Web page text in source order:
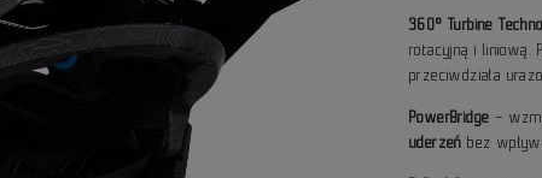
360° Turbine
rotacyjną i liniową.
przeciwdziała
PowerBridge –
uderzeń bez